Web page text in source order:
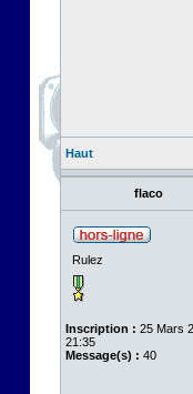
Haut
flaco
Rulez
Inscription : 25 Mars
21:35
Message(s) : 40